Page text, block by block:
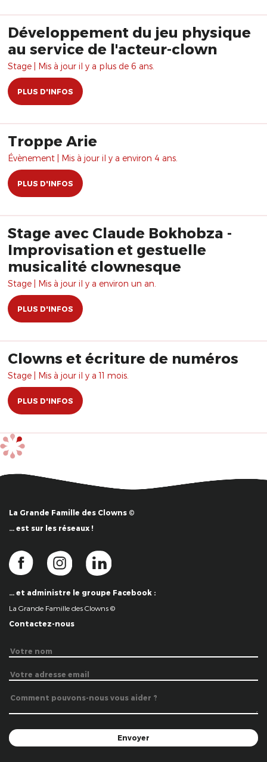
Développement du jeu physique
au service de l'acteur-clown
Stage | Mis à jour il y a plus de 6 ans.
PLUS D'INFOS
Troppe Arie
Évènement | Mis à jour il y a environ 4 ans.
PLUS D'INFOS
Stage avec Claude Bokhobza -
Improvisation et gestuelle
musicalité clownesque
Stage | Mis à jour il y a environ un an.
PLUS D'INFOS
Clowns et écriture de numéros
Stage | Mis à jour il y a 11 mois.
PLUS D'INFOS
La Grande Famille des Clowns ©
… est sur les réseaux !
… et administre le groupe Facebook :
La Grande Famille des Clowns ©
Contactez-nous